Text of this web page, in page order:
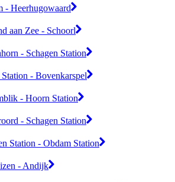
- Heerhugowaard
aan Zee - Schoorl
- Schagen Station
- Bovenkarspel
- Hoorn Station
- Schagen Station
Station - Obdam Station
- Andijk